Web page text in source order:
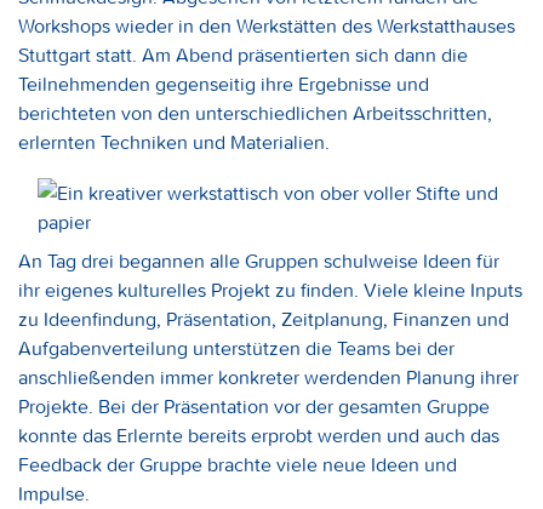
Workshops wieder in den Werkstätten des Werkstatthauses
Stuttgart statt. Am Abend präsentierten sich dann die
Teilnehmenden gegenseitig ihre Ergebnisse und
berichteten von den unterschiedlichen Arbeitsschritten,
erlernten Techniken und Materialien.
An Tag drei begannen alle Gruppen schulweise Ideen für
ihr eigenes kulturelles Projekt zu finden. Viele kleine Inputs
zu Ideenfindung, Präsentation, Zeitplanung, Finanzen und
Aufgabenverteilung unterstützen die Teams bei der
anschließenden immer konkreter werdenden Planung ihrer
Projekte. Bei der Präsentation vor der gesamten Gruppe
konnte das Erlernte bereits erprobt werden und auch das
Feedback der Gruppe brachte viele neue Ideen und
Impulse.